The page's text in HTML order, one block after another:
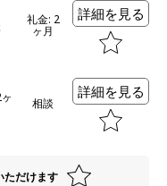
礼金: 2
ヶ月
詳細を見る
相談
詳細を見る
ただけます